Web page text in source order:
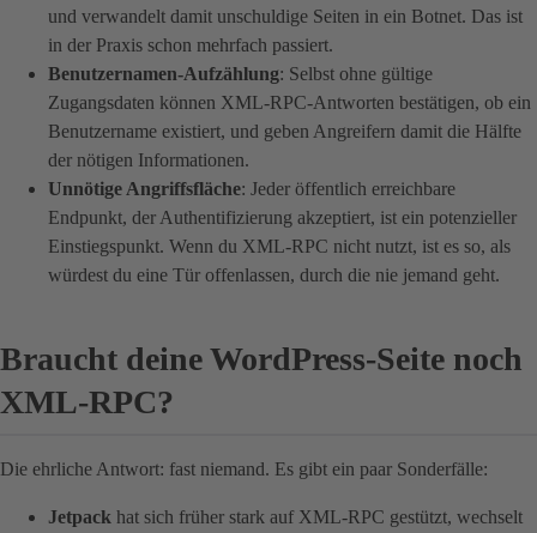
und verwandelt damit unschuldige Seiten in ein Botnet. Das ist
in der Praxis schon mehrfach passiert.
Benutzernamen-Aufzählung: Selbst ohne gültige
Zugangsdaten können XML-RPC-Antworten bestätigen, ob ein
Benutzername existiert, und geben Angreifern damit die Hälfte
der nötigen Informationen.
Unnötige Angriffsfläche: Jeder öffentlich erreichbare
Endpunkt, der Authentifizierung akzeptiert, ist ein potenzieller
Einstiegspunkt. Wenn du XML-RPC nicht nutzt, ist es so, als
würdest du eine Tür offenlassen, durch die nie jemand geht.
Braucht deine WordPress-Seite noch
XML-RPC?
Die ehrliche Antwort: fast niemand. Es gibt ein paar Sonderfälle:
Jetpack hat sich früher stark auf XML-RPC gestützt, wechselt